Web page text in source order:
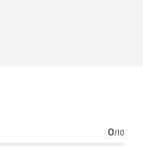
0/10